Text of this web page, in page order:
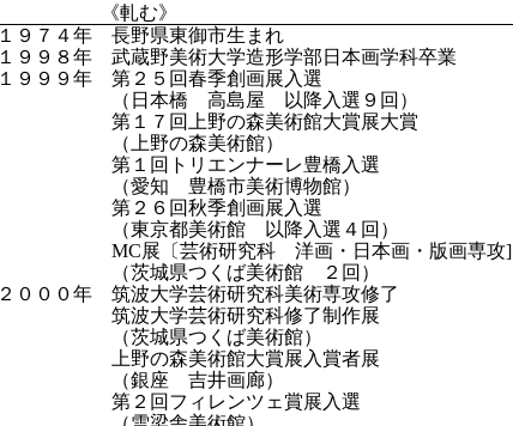
《軋む》
１９７４年 長野県東御市生まれ
１９９８年 武蔵野美術大学造形学部日本画学科卒業
１９９９年 第２５回春季創画展入選
（日本橋 高島屋 以降入選９回）
第１７回上野の森美術館大賞展大賞
（上野の森美術館）
第１回トリエンナーレ豊橋入選
（愛知 豊橋市美術博物館）
第２６回秋季創画展入選
（東京都美術館 以降入選４回）
MC展〔芸術研究科 洋画・日本画・版画専攻]
（茨城県つくば美術館 ２回）
２０００年 筑波大学芸術研究科美術専攻修了
筑波大学芸術研究科修了制作展
（茨城県つくば美術館）
上野の森美術館大賞展入賞者展
（銀座 吉井画廊）
第２回フィレンツェ賞展入選